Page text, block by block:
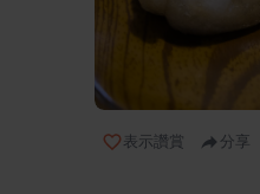
表示讚賞 分享